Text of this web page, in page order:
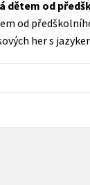
pro dospělé
pro děti
dětem od
od
her s